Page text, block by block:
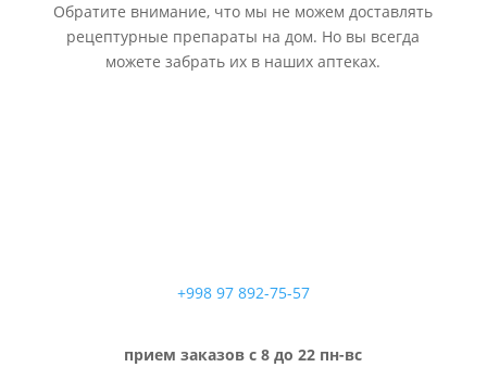
Обратите внимание, что мы не можем доставлять
рецептурные препараты на дом. Но вы всегда
можете забрать их в наших аптеках.
+998 97 892-75-57
прием заказов с 8 до 22 пн-вс